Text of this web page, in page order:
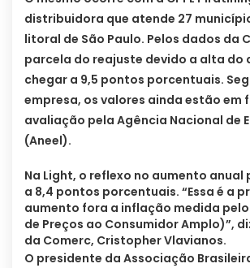
distribuidora que atende 27
litoral de São Paulo. Pelos dados da
parcela do reajuste devido a alta do
chegar a 9,5 pontos porcentuais.
empresa, os valores ainda estão em
avaliação pela Agência Nacional de
(Aneel).
Na Light, o reflexo no aumento
a 8,4 pontos porcentuais. “Essa é a
aumento fora a inflação medida pelo
de Preços ao Consumidor Amplo)”,
da Comerc, Cristopher Vlavianos.
O presidente da Associação